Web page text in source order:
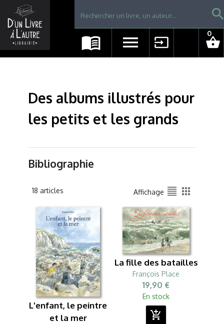
Librairie D'un livre à l'autre - Avranches
menu_book menu input shopping_basket
0
Des albums illustrés pour
les petits et les grands
Bibliographie
18 articles Affichage format_align_justify apps
L'enfant, le peintre
et la mer
La fille des batailles
François Place
19,90 €
En stock
add_shopping_cart